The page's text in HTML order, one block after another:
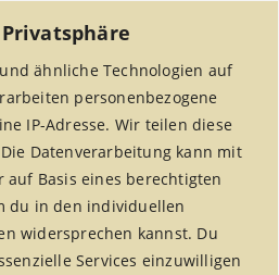
ähnliche Technologien auf
personenbezogene
IP-Adresse. Wir teilen diese
Datenverarbeitung kann mit
Basis eines berechtigten
du in den individuellen
widersprechen kannst. Du
Services einzuwilligen